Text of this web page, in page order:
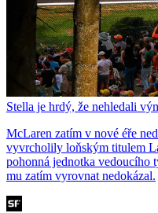
Stella je hrdý, že nehledali
McLaren zatím v nové éře
vyvrcholily loňským titulem
pohonná jednotka vedoucího
mu zatím vyrovnat nedokázal.